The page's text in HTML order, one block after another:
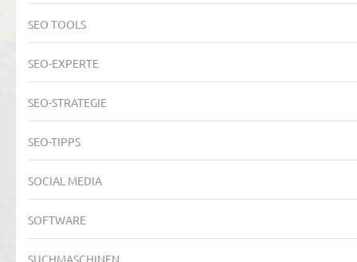
SEO TOOLS
SEO-EXPERTE
SEO-STRATEGIE
SEO-TIPPS
SOCIAL MEDIA
SOFTWARE
SUCHMASCHINEN